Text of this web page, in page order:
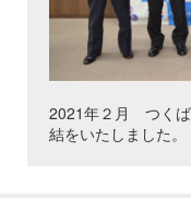
2021年２月 つくば
結をいたしました。